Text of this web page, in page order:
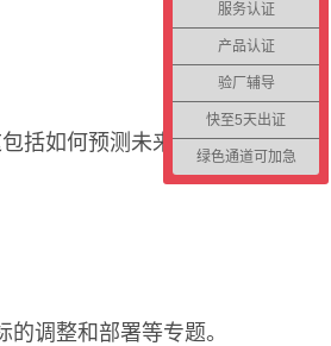
括如何预测未来的挑战
调整和部署等专题。
服务认证
产品认证
验厂辅导
快至5天出证
绿色通道可加急